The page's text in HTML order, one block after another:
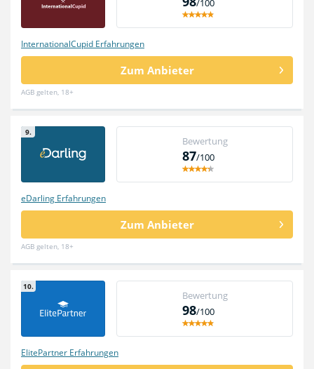
/100
InternationalCupid Erfahrungen
Zum Anbieter
AGB gelten, 18+
9.
Bewertung
87/100
eDarling Erfahrungen
Zum Anbieter
AGB gelten, 18+
10.
Bewertung
98/100
ElitePartner Erfahrungen